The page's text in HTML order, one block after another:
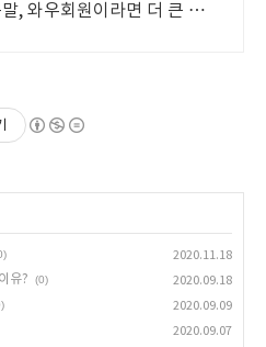
, 와우회원이라면 더 큰 혜택
2020.11.18
유?
(0)
2020.09.18
2020.09.09
2020.09.07